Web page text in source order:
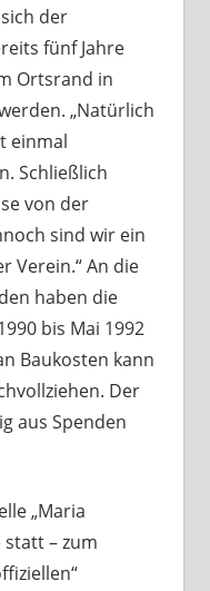
der
fünf Jahre
Ortsrand in
„Natürlich
einmal
Schließlich
von der
sind wir ein
Verein.“ An die
haben die
bis Mai 1992
Baukosten kann
Der
aus Spenden
„Maria
statt – zum